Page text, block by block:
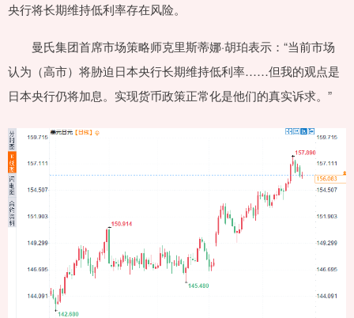
央行将长期维持低利率存在风险。
曼氏集团首席市场策略师克里斯蒂娜·胡珀表示：“当前市场
认为（高市）将胁迫日本央行长期维持低利率……但我的观点是
日本央行仍将加息。实现货币政策正常化是他们的真实诉求。”